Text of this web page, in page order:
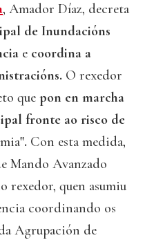
, Amador Díaz, decreta
de Inundacións
e coordina a
O rexedor
que pon en marcha
fronte ao risco de
". Con esta medida,
Mando Avanzado
quen asumiu
coordinando os
Agrupación de